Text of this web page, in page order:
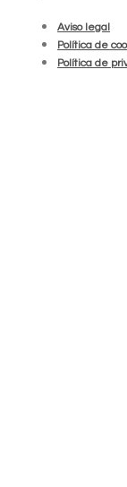
Aviso legal
Política de
Política de